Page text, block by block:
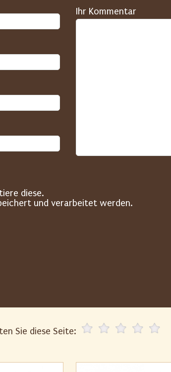
Ihr Kommentar
diese.
und verarbeitet werden.
Sie diese Seite: